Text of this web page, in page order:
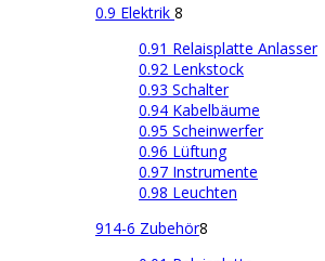
0.9 Elektrik 8
0.91 Relaisplatte Anlasser
0.92 Lenkstock
0.93 Schalter
0.94 Kabelbäume
0.95 Scheinwerfer
0.96 Lüftung
0.97 Instrumente
0.98 Leuchten
914-6 Zubehör8